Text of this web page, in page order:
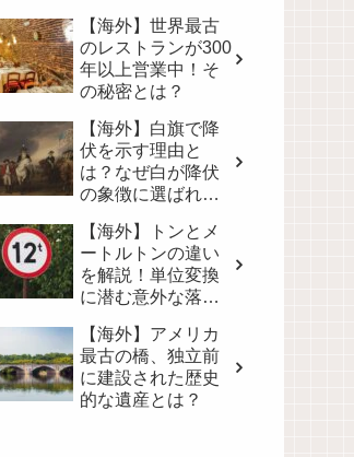
る！
【海外】世界最古
のレストランが300
年以上営業中！そ
の秘密とは？
【海外】白旗で降
伏を示す理由と
は？なぜ白が降伏
の象徴に選ばれた
【海外】トンとメ
ートルトンの違い
を解説！単位変換
に潜む意外な落と
【海外】アメリカ
最古の橋、独立前
に建設された歴史
的な遺産とは？